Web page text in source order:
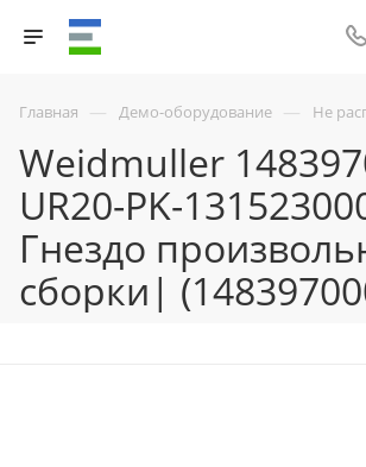
Главная — Демо-оборудование — Не
Weidmuller
UR20-PK-
Гнездо
сборки|